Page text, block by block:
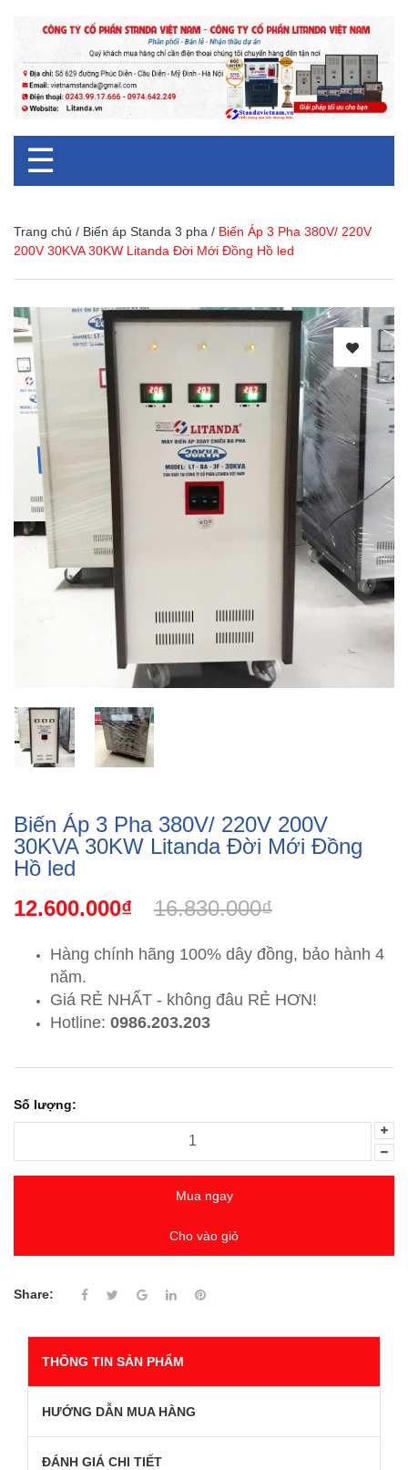
☰
Trang chủ / Biến áp Standa 3 pha / Biến Áp 3 Pha 380V/ 220V
200V 30KVA 30KW Litanda Đời Mới Đồng Hồ led
Biến Áp 3 Pha 380V/ 220V 200V
30KVA 30KW Litanda Đời Mới Đồng
Hồ led
12.600.000₫
16.830.000₫
Hàng chính hãng 100% dây đồng, bảo hành 4
năm.
Giá RẺ NHẤT - không đâu RẺ HƠN!
Hotline: 0986.203.203
Số lượng:
Mua ngay
Cho vào giỏ
Share:
THÔNG TIN SẢN PHẨM
HƯỚNG DẪN MUA HÀNG
ĐÁNH GIÁ CHI TIẾT